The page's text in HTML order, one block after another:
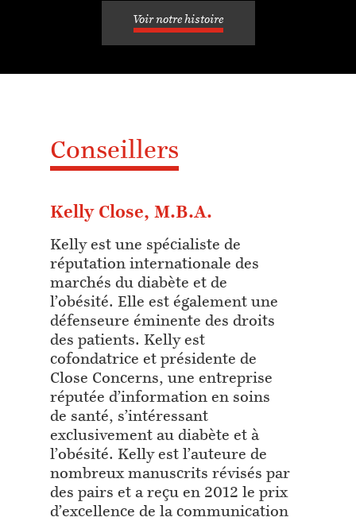
Voir notre histoire
Conseillers
Kelly Close, M.B.A.
Kelly est une spécialiste de
réputation internationale des
marchés du diabète et de
l’obésité. Elle est également une
défenseure éminente des droits
des patients. Kelly est
cofondatrice et présidente de
Close Concerns, une entreprise
réputée d’information en soins
de santé, s’intéressant
exclusivement au diabète et à
l’obésité. Kelly est l’auteure de
nombreux manuscrits révisés par
des pairs et a reçu en 2012 le prix
d’excellence de la communication